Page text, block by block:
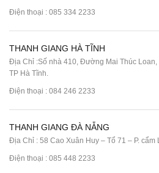
Điện thoại : 085 334 2233
THANH GIANG HÀ TĨNH
Địa Chỉ :Số nhà 410, Đường Mai Thúc
TP Hà Tĩnh.
Điện thoại : 084 246 2233
THANH GIANG ĐÀ NẴNG
Địa Chỉ : 58 Cao Xuân Huy – Tổ 71 – P. cẩm
Điện thoại : 085 448 2233